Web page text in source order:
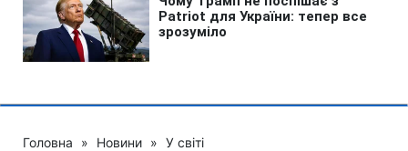
Головна » Новини » У світі